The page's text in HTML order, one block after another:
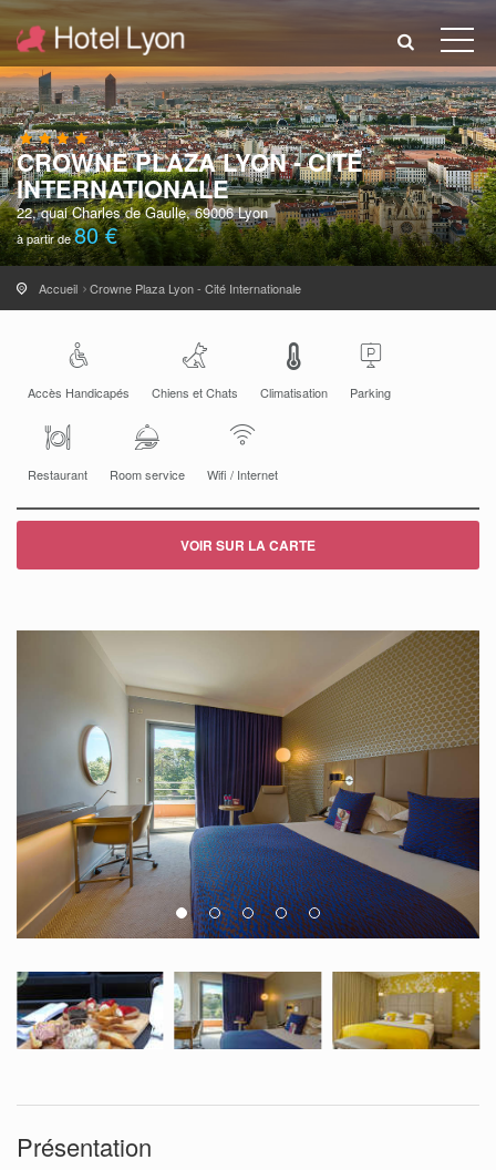
CROWNE PLAZA LYON - CITÉ
INTERNATIONALE
22, quai Charles de Gaulle, 69006 Lyon
à partir de80 €
Accueil Crowne Plaza Lyon - Cité Internationale
Accès Handicapés Chiens et Chats Climatisation Parking
Restaurant Room service Wifi / Internet
VOIR SUR LA CARTE
Présentation